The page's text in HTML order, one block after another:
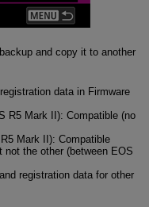
and copy it to another
data in Firmware
R5 Mark II): Compatible (no
Mark II): Compatible
not the other (between EOS
registration data for other